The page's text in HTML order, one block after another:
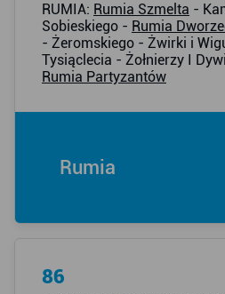
RUMIA: Rumia Szmelta -
Sobieskiego - Rumia
- Żeromskiego - Żwirki i
Tysiąclecia - Żołnierzy I
Rumia Partyzantów
Rumia
86